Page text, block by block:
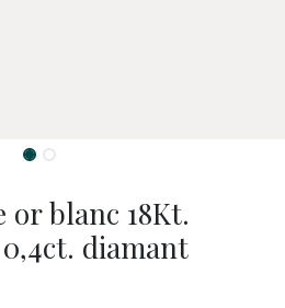
or blanc 18Kt.
diamant